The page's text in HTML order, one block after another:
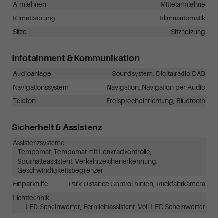
Armlehnen
Mittelarmlehne
Klimatisierung
Klimaautomatik
Sitze
Sitzheizung
Infotainment & Kommunikation
Audioanlage
Soundsystem, Digitalradio DAB
Navigationssystem
Navigation, Navigation per Audio
Telefon
Freisprecheinrichtung, Bluetooth
Sicherheit & Assistenz
Assistenzsysteme
Tempomat, Tempomat mit Lenkradkontrolle,
Spurhalteassistent, Verkehrzeichenerkennung,
Geschwindigkeitsbegrenzer
Einparkhilfe
Park Distance Control hinten, Rückfahrkamera
Lichttechnik
LED-Scheinwerfer, Fernlichtassistent, Voll-LED Scheinwerfer